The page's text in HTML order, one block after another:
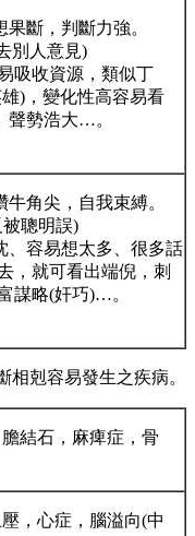
斷，判斷力強。
別人意見)
吸收資源，類似丁
)，變化性高容易看
聲勢浩大…。
角尖，自我束縛。
被聰明誤)
、容易想太多、很多話
，就可看出端倪，刺
謀略(奸巧)…。
相剋容易發生之疾病。
結石，麻痺症，骨
，心症，腦溢向(中